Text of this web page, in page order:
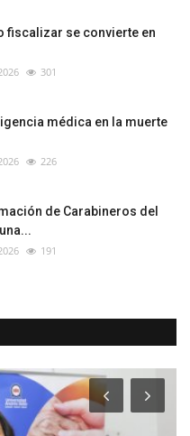
fiscalizar se convierte en
301
médica en la muerte
226
de Carabineros del
191